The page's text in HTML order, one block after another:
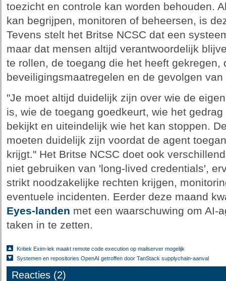
toezicht en controle kan worden behouden.
kan begrijpen, monitoren of beheersen, is
Tevens stelt het Britse NCSC dat een
maar dat mensen altijd verantwoordelijk
te rollen, de toegang die het heeft gekregen,
beveiligingsmaatregelen en de gevolgen
"Je moet altijd duidelijk zijn over wie de
is, wie de toegang goedkeurt, wie het
bekijkt en uiteindelijk wie het kan stoppen.
moeten duidelijk zijn voordat de agent
krijgt." Het Britse NCSC doet ook
niet gebruiken van 'long-lived credentials',
strikt noodzakelijke rechten krijgen,
eventuele incidenten. Eerder deze maand
Eyes-landen met een waarschuwing om AI-
taken in te zetten.
Kritiek Exim-lek maakt remote code execution op mailserver mogelijk
Systemen en repositories OpenAI getroffen door TanStack supplychain-aanval
Reacties (2)